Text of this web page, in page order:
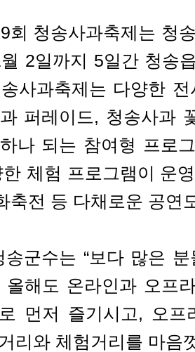
회 청송사과축제는 청
2일까지 5일간 청송
사과축제는 다양한
퍼레이드, 청송사과
나 되는 참여형 프로
체험 프로그램이 운
축전 등 다채로운 공연
송군수는 “보다 많은
해도 온라인과 오프
로 먼저 즐기시고, 오
리와 체험거리를 마음